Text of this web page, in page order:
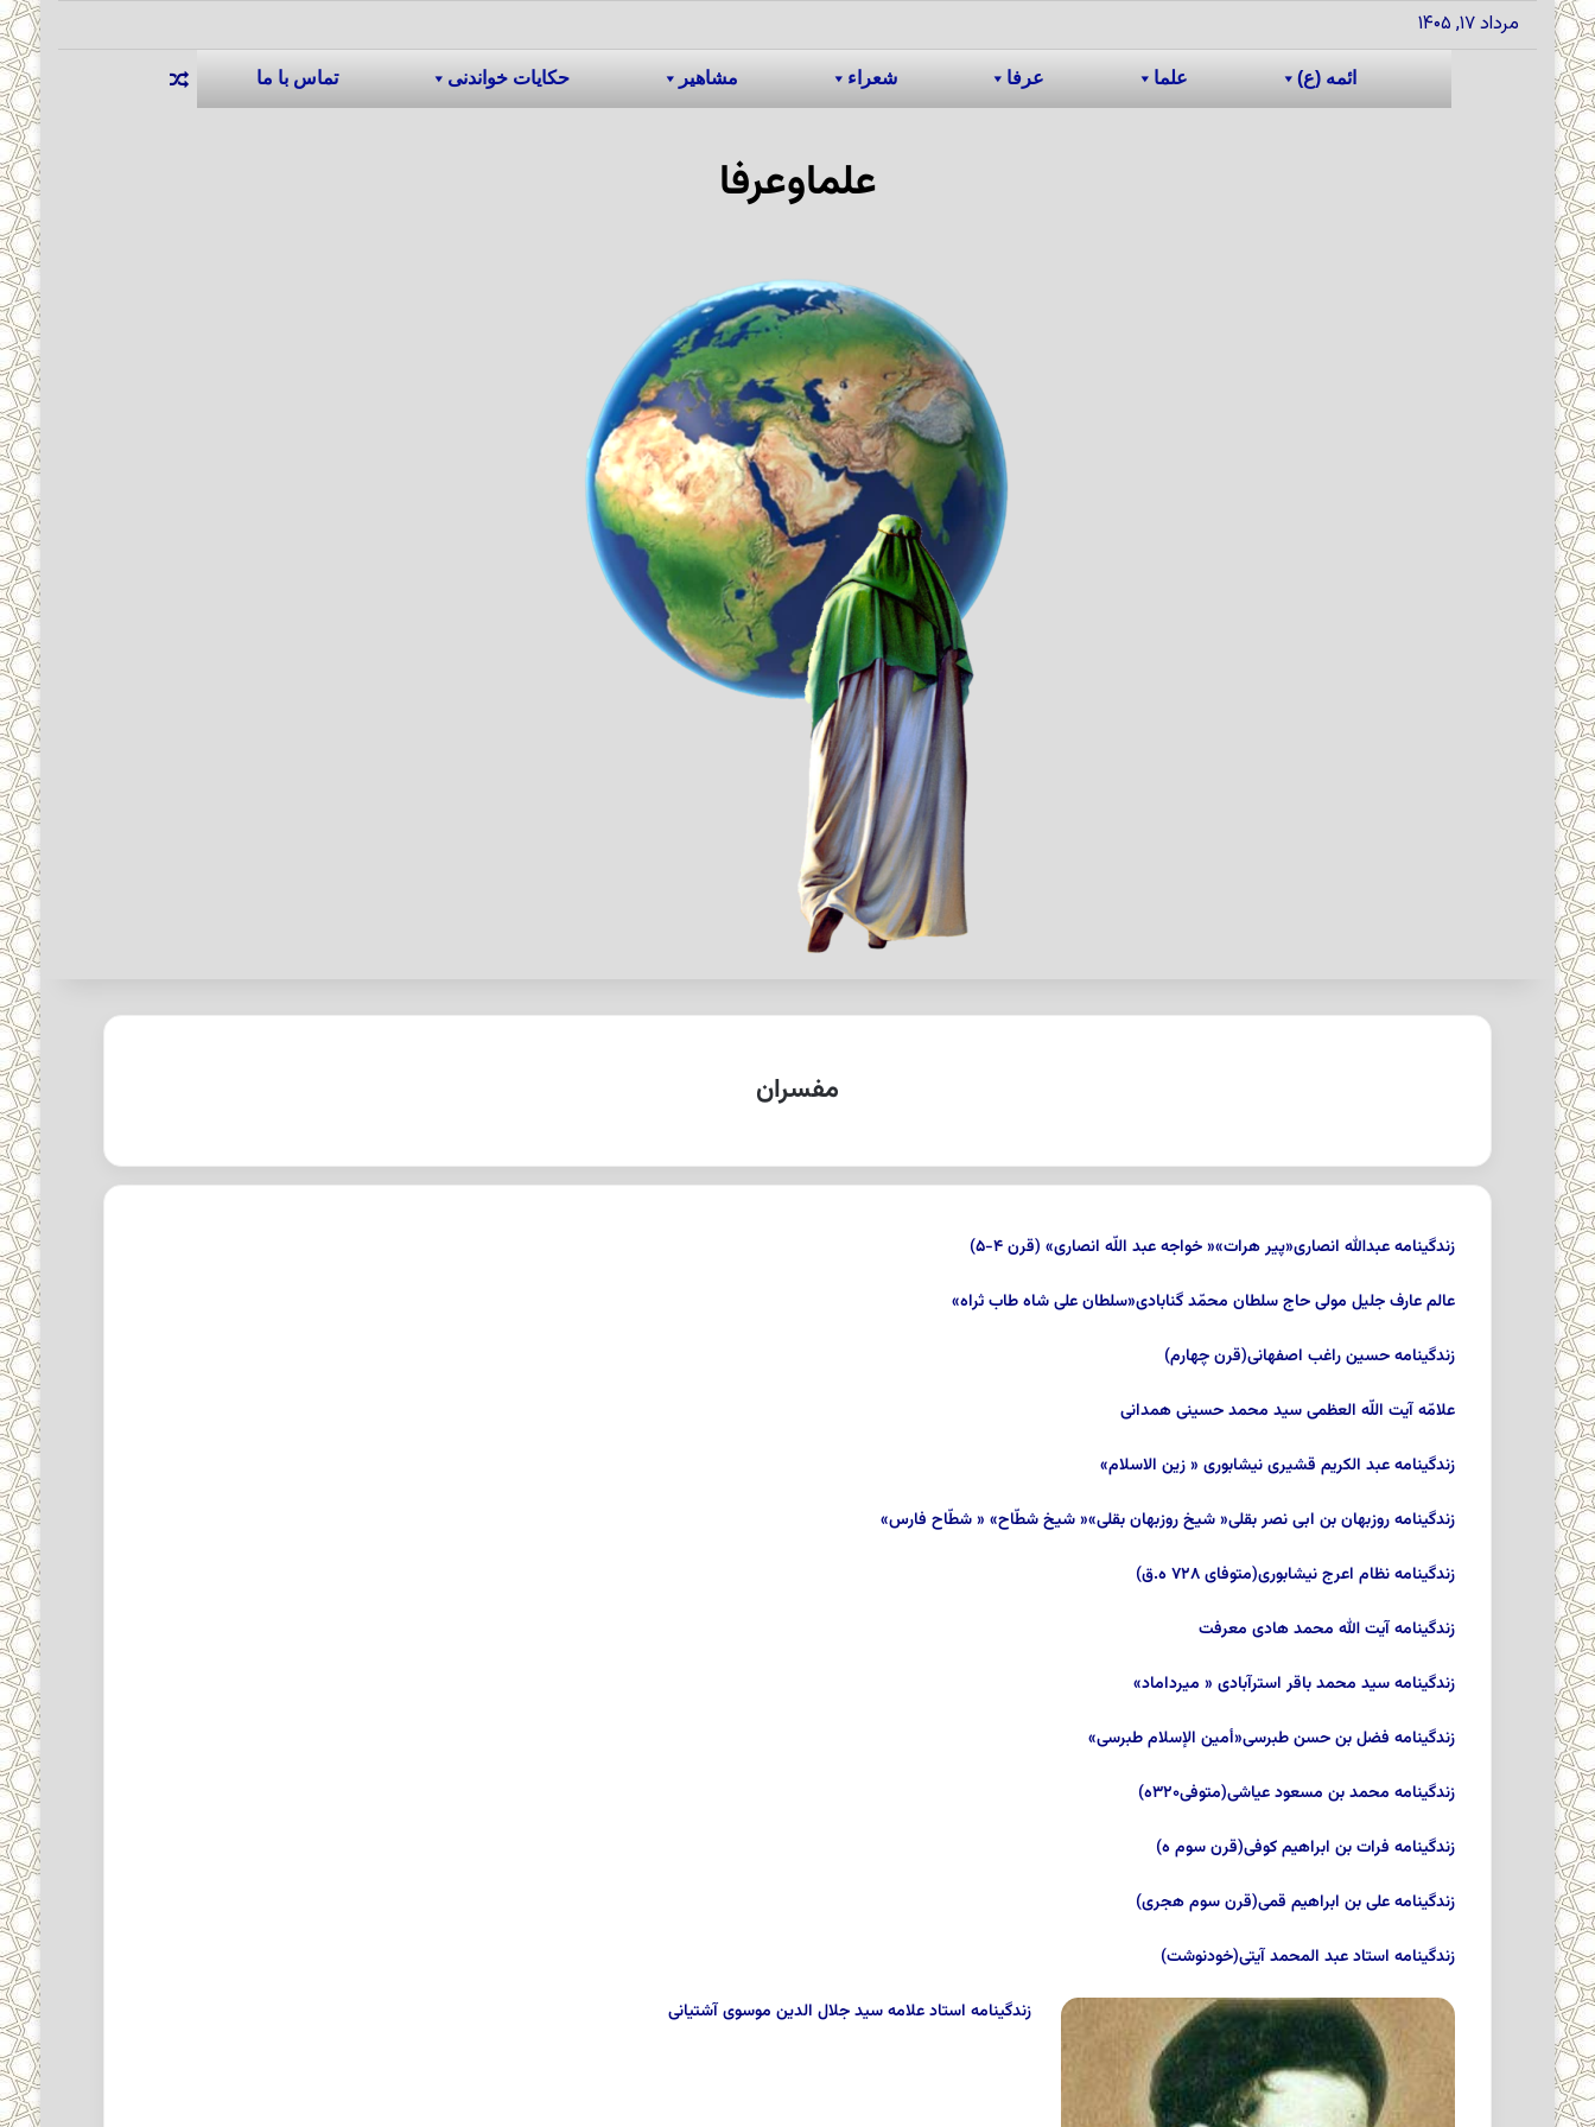
مرداد ۱۷, ۱۴۰۵
ائمه (ع) علما عرفا شعراء مشاهیر حکایات خواندنی تماس با ما نوشته تصادفی
علماوعرفا
مفسران
زندگینامه عبدالله انصاری«پیر هرات»« خواجه عبد اللّه انصارى» (قرن ۴-۵)
عالم عارف جلیل مولى حاج سلطان محمّد گنابادى«سلطان على شاه طاب ثراه»
زندگینامه حسین راغب اصفهانى‏(قرن چهارم)
علامّه آیت اللّه العظمى سید محمد حسینى همدانى‏
زندگینامه عبد الکریم قشیرى نیشابورى‏ « زین الاسلام»
زندگینامه روزبهان بن ابى نصر بقلى« شیخ روزبهان بقلى»« شیخ شطّاح» « شطّاح فارس»
زندگینامه نظام اعرج نیشابورى(متوفای ۷۲۸ ه.ق)
زندگینامه آیت الله محمد هادى معرفت‏
زندگینامه سید محمد باقر استرآبادى « میرداماد»
زندگینامه فضل بن حسن طبرسى«أمین الإسلام طبرسى‏»
زندگینامه محمد بن مسعود عیاشى‏(متوفی۳۲۰ه)
زندگینامه فرات بن ابراهیم کوفى‏(قرن سوم ه)
زندگینامه على بن ابراهیم قمى‏(قرن سوم هجرى)
زندگینامه استاد عبد المحمد آیتى‏(خودنوشت)
زندگینامه استاد علامه سید جلال الدین موسوى آشتیانى‏